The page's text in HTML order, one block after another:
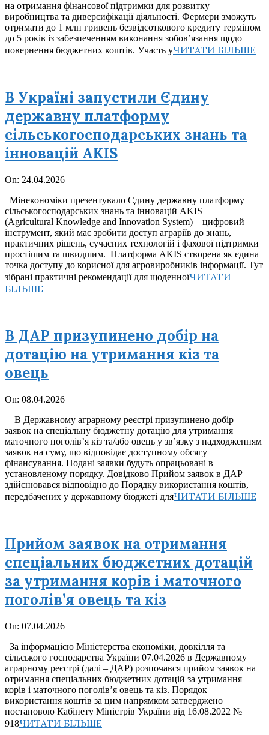
на отримання фінансової підтримки для розвитку
виробництва та диверсифікації діяльності. Фермери зможуть
отримати до 1 млн гривень безвідсоткового кредиту терміном
до 5 років із забезпеченням виконання зобов’язання щодо
повернення бюджетних коштів. Участь уЧИТАТИ БІЛЬШЕ
В Україні запустили Єдину
державну платформу
сільськогосподарських знань та
інновацій AKIS
2026-
24
On: 24.04.2026
Мінекономіки презентувало Єдину державну платформу
сільськогосподарських знань та інновацій AKIS
(Agricultural Knowledge and Innovation System) – цифровий
інструмент, який має зробити доступ аграріїв до знань,
практичних рішень, сучасних технологій і фахової підтримки
простішим та швидшим. Платформа AKIS створена як єдина
точка доступу до корисної для агровиробників інформації. Тут
зібрані практичні рекомендації для щоденноїЧИТАТИ
БІЛЬШЕ
В ДАР призупинено добір на
дотацію на утримання кіз та
овець
2026-
On: 08.04.2026
В Державному аграрному реєстрі призупинено добір
заявок на спеціальну бюджетну дотацію для утримання
маточного поголівʼя кіз та/або овець у зв’язку з надходженням
заявок на суму, що відповідає доступному обсягу
фінансування. Подані заявки будуть опрацьовані в
установленому порядку. Довідково Прийом заявок в ДАР
здійснювався відповідно до Порядку використання коштів,
передбачених у державному бюджеті дляЧИТАТИ БІЛЬШЕ
Прийом заявок на отримання
спеціальних бюджетних дотацій
за утримання корів і маточного
поголів’я овець та кіз
2026-
07
On: 07.04.2026
За інформацією Міністерства економіки, довкілля та
сільського господарства України 07.04.2026 в Державному
аграрному реєстрі (далі – ДАР) розпочався прийом заявок на
отримання спеціальних бюджетних дотацій за утримання
корів і маточного поголів’я овець та кіз. Порядок
використання коштів за цим напрямком затверджено
постановою Кабінету Міністрів України від 16.08.2022 №
918ЧИТАТИ БІЛЬШЕ